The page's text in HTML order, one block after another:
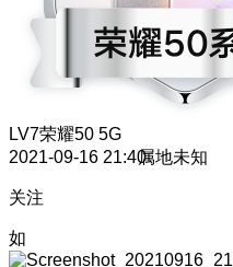
LV7荣耀50 5G
2021-09-16 21:40属地未知
关注
如